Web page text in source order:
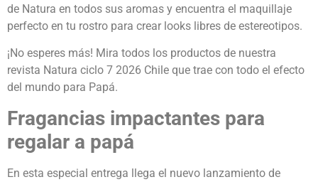
de Natura en todos sus aromas y encuentra el maquillaje
perfecto en tu rostro para crear looks libres de estereotipos.
¡No esperes más! Mira todos los productos de nuestra
revista Natura ciclo 7 2026 Chile que trae con todo el efecto
del mundo para Papá.
Fragancias impactantes para
regalar a papá
En esta especial entrega llega el nuevo lanzamiento de